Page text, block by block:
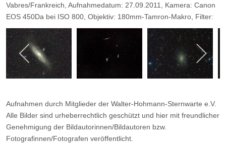
Vabres/Frankreich, Aufnahmedatum: 27.09.2011, Kamera: Canon
EOS 450Da bei ISO 800, Objektiv: 180mm-Tamron-Makro, Filter:
CLS-Clip, Belichtungszeit: 8x8min, Blende: 3,5.
Aufnahmen durch Mitglieder der Walter-Hohmann-Sternwarte e.V.
Alle Bilder sind urheberrechtlich geschützt und hier mit freundlicher
Genehmigung der Bildautorinnen/Bildautoren bzw.
Fotografinnen/Fotografen veröffentlicht.